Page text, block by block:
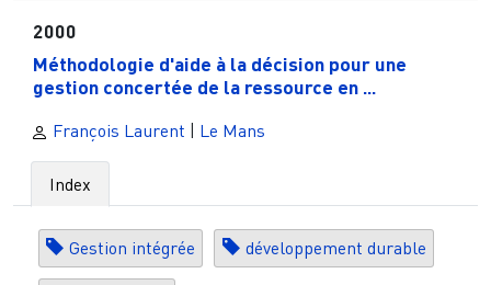
2000
Méthodologie d'aide à la décision pour une
gestion concertée de la ressource en ...
François Laurent | Le Mans
Index
Gestion intégrée développement durable